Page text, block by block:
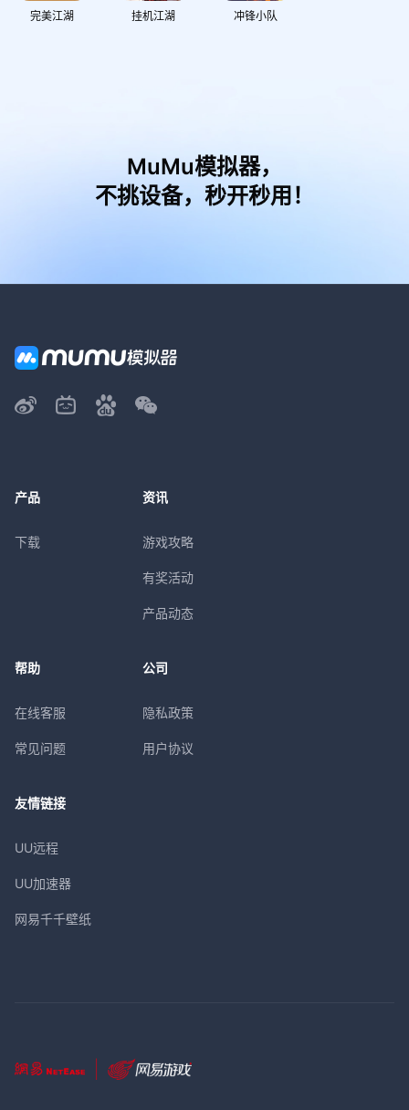
完美江湖 挂机江湖 冲锋小队
MuMu模拟器，
不挑设备，秒开秒用！
产品
下载
资讯
游戏攻略
有奖活动
产品动态
帮助
在线客服
常见问题
公司
隐私政策
用户协议
友情链接
UU远程
UU加速器
网易千千壁纸